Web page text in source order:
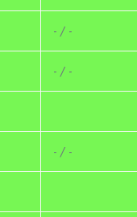
- / -
- / -
- / -